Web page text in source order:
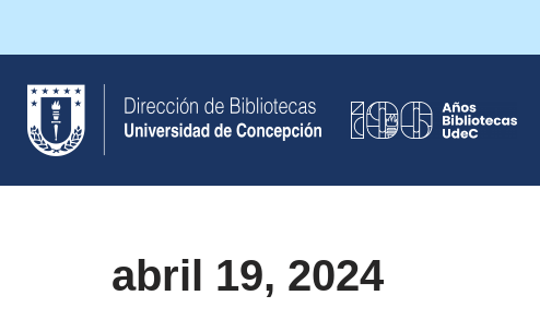
Saltar
al
contenido
abril 19, 2024